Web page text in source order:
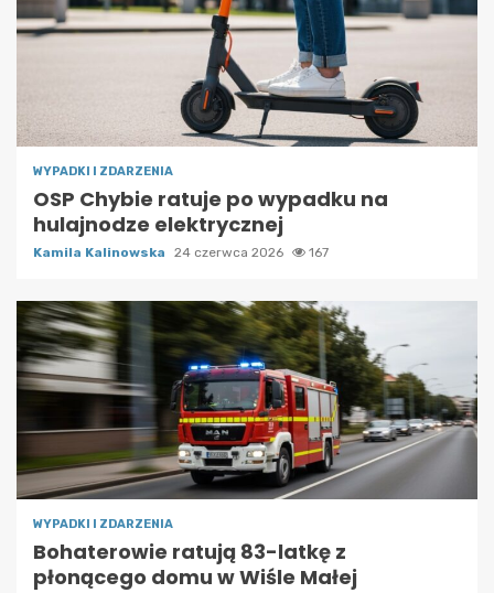
WYPADKI I ZDARZENIA
OSP Chybie ratuje po wypadku na
hulajnodze elektrycznej
Kamila Kalinowska 24 czerwca 2026 167
WYPADKI I ZDARZENIA
Bohaterowie ratują 83-latkę z
płonącego domu w Wiśle Małej